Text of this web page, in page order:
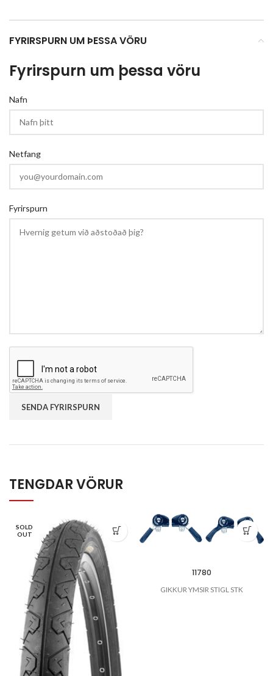
FYRIRSPURN UM ÞESSA VÖRU
Fyrirspurn um þessa vöru
Nafn
Netfang
Fyrirspurn
TENGDAR VÖRUR
SOLD
OUT
11780
GIKKUR YMSIR STIGL STK